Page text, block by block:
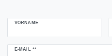
VORNAME
E-MAIL **
Newsletter